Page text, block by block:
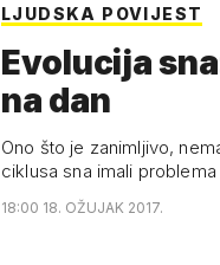
LJUDSKA POVIJEST
Evolucija
na dan
Ono što je zanimljivo,
ciklusa sna imali
18:00 18. OŽUJAK 2017.